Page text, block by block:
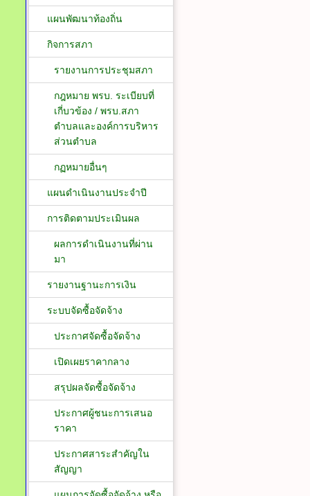
แผนพัฒนาท้องถิ่น
กิจการสภา
รายงานการประชุมสภา
กฎหมาย พรบ. ระเบียบที่
เกี่บวข้อง / พรบ.สภา
ตำบลและองค์การบริหาร
ส่วนตำบล
กฏหมายอื่นๆ
แผนดำเนินงานประจำปี
การติดตามประเมินผล
ผลการดำเนินงานที่ผ่าน
มา
รายงานฐานะการเงิน
ระบบจัดซื้อจัดจ้าง
ประกาศจัดซื้อจัดจ้าง
เปิดเผยราคากลาง
สรุปผลจัดซื้อจัดจ้าง
ประกาศผู้ชนะการเสนอ
ราคา
ประกาศสาระสำคัญใน
สัญญา